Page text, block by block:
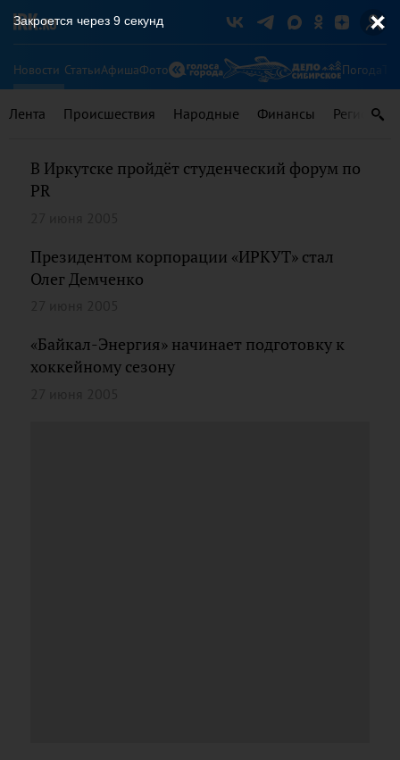
Новости СтатьиАфишаФото Погода
Лента Происшествия Народные Финансы Регионы
В Иркутске пройдёт студенческий форум по
PR
Президентом корпорации «ИРКУТ» стал
Олег Демченко
«Байкал-Энергия» начинает подготовку к
хоккейному сезону
Закроется через 9 секунд